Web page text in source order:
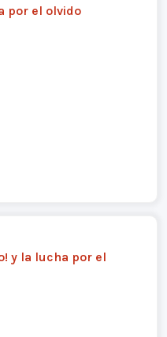
por el olvido
y la lucha por el